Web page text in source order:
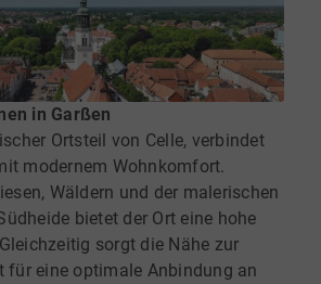
in Garßen
Ortsteil von Celle, verbindet
modernem Wohnkomfort.
Wäldern und der malerischen
bietet der Ort eine hohe
sorgt die Nähe zur
für eine optimale Anbindung an